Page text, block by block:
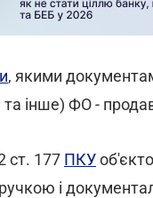
, якими
та інше) ФО -
ст. 177 ПКУ
і